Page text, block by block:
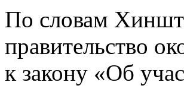
По словам
правительство
к закону «Об